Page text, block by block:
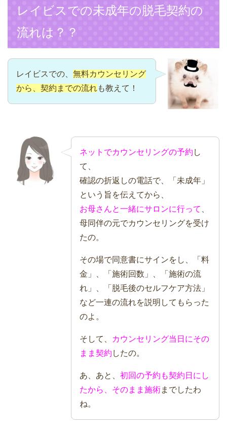
レイビスでの未成年の脱毛契約の
流れは？？
レイビスでの、 無料カウンセリング
から、契約までの流れも教えて！
ネットでカウンセリングの予約 し
て、
確認の折返しの電話で、「未成年」
という旨を伝えてから、
お母さんと一緒にサロンに行って
母同伴の元でカウンセリングを受け
たの。
その場で同意書にサインをし、「料
金」、「施術回数」、「施術の流
れ」、「脱毛後のセルフケア方法」
など一連の流れを説明してもらった
のよ。
そして、 カウンセリング当日にその
まま契約 したの。
あ、あと、初回の予約も契約日にし
たから、そのまま施術までしたわ
ね。